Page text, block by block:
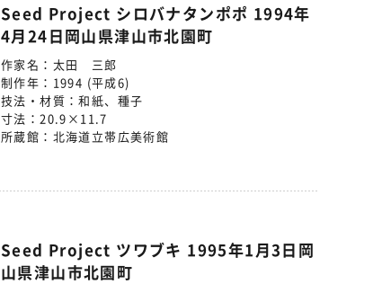
Seed Project シロバナタンポポ 1994年
4月24日岡山県津山市北園町
作家名： 太田 三郎
制作年： 1994 (平成6)
技法・材質：和紙、種子
寸法：20.9×11.7
所蔵館： 北海道立帯広美術館
Seed Project ツワブキ 1995年1月3日岡
山県津山市北園町